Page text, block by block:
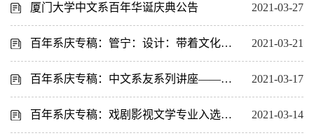
2021-03-27
厦门大学中文系百年华诞庆典公告
2021-03-21
百年系庆专稿：管宁：设计：带着文化去串门
2021-03-17
百年系庆专稿：中文系友系列讲座——管宁《设计：带着文化去串门》
2021-03-14
百年系庆专稿：戏剧影视文学专业入选国家级一流本科专业